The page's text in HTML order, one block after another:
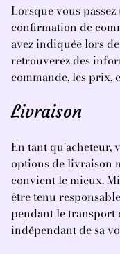
Lorsque vous
confirmation de
avez indiquée lors
retrouverez des
commande, les prix,
Livraison
En tant qu'acheteur,
options de livraison
convient le mieux.
être tenu
pendant le
indépendant de sa